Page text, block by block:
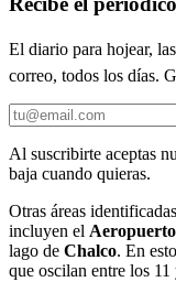
El diario para hojear,
correo, todos los días.
Al suscribirte aceptas
baja cuando quieras.
Otras áreas
incluyen el
lago de Chalco. En
que oscilan entre los